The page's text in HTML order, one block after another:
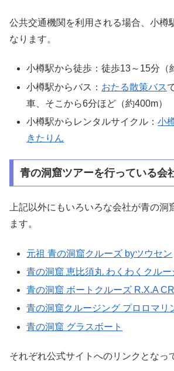
公共交通機関を利用される場合、小樽
なります。
小樽駅から徒歩：徒歩13～15分（
小樽駅からバス： おたる散策バス
車、そこから6分ほど（約400m）
小樽駅からレンタルサイクル：小
きたりん
青の洞窟ツアーを行っている会
上記以外にもいろいろな会社が青の洞
ます。
元祖 青の洞窟クルーズ byツウセン
青の洞窟 恵比須丸 わくわくクルー
青の洞窟 ボートクルーズ R.X.A
青の洞窟クルージング プロロマリ
青の洞窟 グラスボート
それぞれ公式サイトへのリンクとなっ